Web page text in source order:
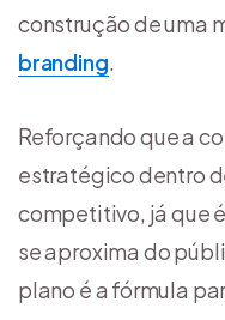
construção de uma
branding.
Reforçando que a
estratégico dentro
competitivo, já que
se aproxima do
plano é a fórmula